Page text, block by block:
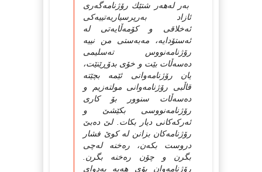
به‌ر له‌هه‌ر شتێك رۆژنامه‌گه‌رى
ئازاد به‌رپرسیاریه‌تییه‌كى
ئه‌خلاقى و كۆمه‌ڵایه‌تى له‌
ئه‌ستۆدایه‌، مه‌به‌ستى من نییه‌
رۆژنامه‌نووس ته‌سلیمى
ده‌سه‌ڵات بێت و خۆى بدۆڕێنێت،
یان رۆژنامه‌وانى ئێمه‌ بچێته‌
قاڵبى رۆژنامه‌وانى مولته‌زیم و
ده‌سه‌ڵات سنوور بۆ كارى
رۆژنامه‌نووسى بكێشێ و
ئه‌ركه‌كانى دیار بكات. لێ ده‌بێ
رۆژنامه‌كان بزانن له‌ كوێ فشار
دروست بكه‌ن، ره‌خنه‌ له‌چى
بگرن و چۆن ره‌خنه‌ بگرن.
رۆژنامه‌وان بۆى هه‌یه‌ به‌دواى